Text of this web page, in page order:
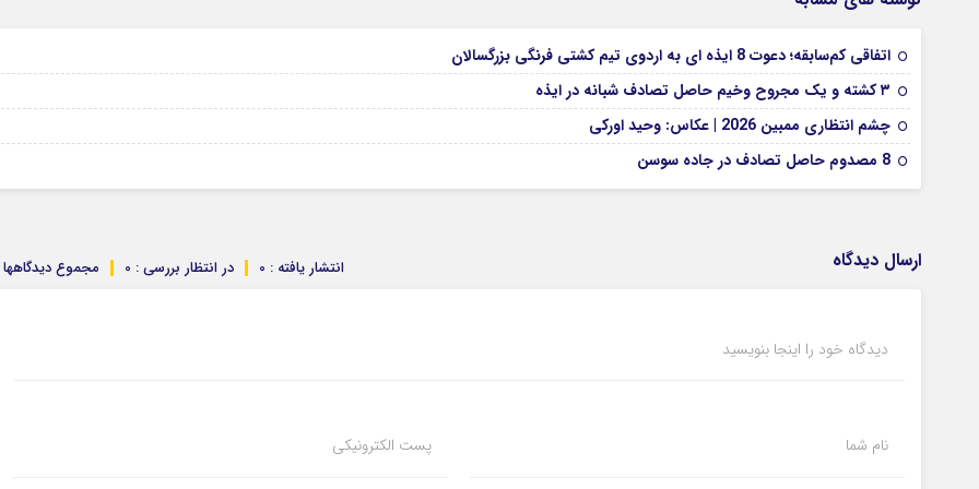
اتفاقی کم‌سابقه؛ دعوت 8 ایذه ای به اردوی تیم کشتی فرنگی بزرگسالان
۳ کشته و یک مجروح وخیم حاصل تصادف شبانه در ایذه
چشم انتظاری ممبین 2026 | عکاس: وحید اورکی
8 مصدوم حاصل تصادف در جاده سوسن
ارسال دیدگاه مجموع دیدگاهها : در انتظار بررسی : 0 انتشار یافته : 0
دیدگاه خود را اینجا بنویسید
نام شما پست الکترونیکی